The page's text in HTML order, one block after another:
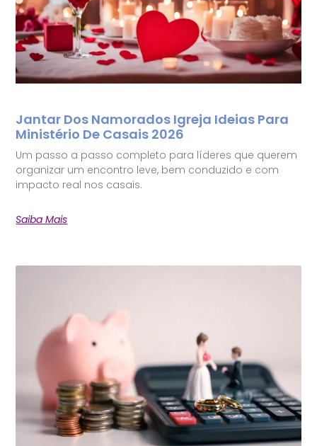
Jantar Dos Namorados Igreja Ideias Para
Ministério De Casais 2026
Um passo a passo completo para líderes que querem
organizar um encontro leve, bem conduzido e com
impacto real nos casais.
Saiba Mais